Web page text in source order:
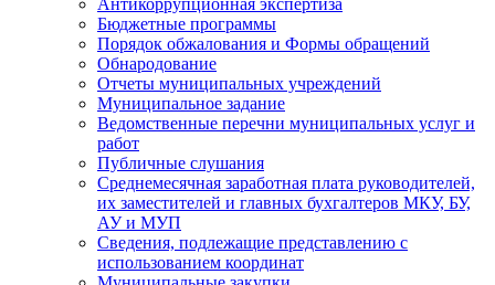
Антикоррупционная экспертиза
Бюджетные программы
Порядок обжалования и Формы обращений
Обнародование
Отчеты муниципальных учреждений
Муниципальное задание
Ведомственные перечни муниципальных услуг и
работ
Публичные слушания
Среднемесячная заработная плата руководителей,
их заместителей и главных бухгалтеров МКУ, БУ,
АУ и МУП
Сведения, подлежащие представлению с
использованием координат